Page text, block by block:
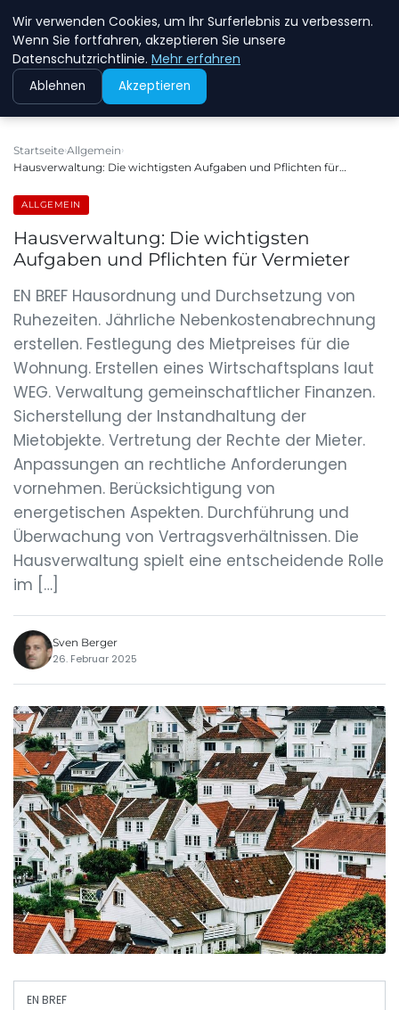
NEW ENERGY JOBS
Startseite Allgemein
Hausverwaltung: Die wichtigsten Aufgaben und Pflichten für…
ALLGEMEIN
Hausverwaltung: Die wichtigsten
Aufgaben und Pflichten für Vermieter
EN BREF Hausordnung und Durchsetzung von
Ruhezeiten. Jährliche Nebenkostenabrechnung
erstellen. Festlegung des Mietpreises für die
Wohnung. Erstellen eines Wirtschaftsplans laut
WEG. Verwaltung gemeinschaftlicher Finanzen.
Sicherstellung der Instandhaltung der
Mietobjekte. Vertretung der Rechte der Mieter.
Anpassungen an rechtliche Anforderungen
vornehmen. Berücksichtigung von
energetischen Aspekten. Durchführung und
Überwachung von Vertragsverhältnissen. Die
Hausverwaltung spielt eine entscheidende Rolle
im […]
Sven Berger
26. Februar 2025
EN BREF
Wir verwenden Cookies, um Ihr Surferlebnis zu verbessern.
Wenn Sie fortfahren, akzeptieren Sie unsere
Datenschutzrichtlinie. Mehr erfahren
Ablehnen Akzeptieren